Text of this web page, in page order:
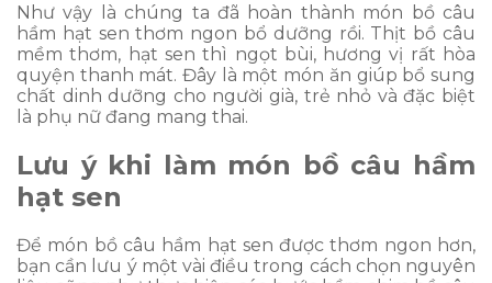
Như vậy là chúng ta đã hoàn thành món bồ câu
hầm hạt sen thơm ngon bổ dưỡng rồi. Thịt bồ câu
mềm thơm, hạt sen thì ngọt bùi, hương vị rất hòa
quyện thanh mát. Đây là một món ăn giúp bổ sung
chất dinh dưỡng cho người già, trẻ nhỏ và đặc biệt
là phụ nữ đang mang thai.
Lưu ý khi làm món bồ câu hầm
hạt sen
Để món bồ câu hầm hạt sen được thơm ngon hơn,
bạn cần lưu ý một vài điều trong cách chọn nguyên